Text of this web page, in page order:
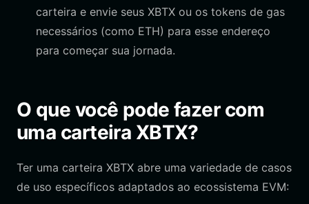
carteira e envie seus XBTX ou os tokens de gas
necessários (como ETH) para esse endereço
para começar sua jornada.
O que você pode fazer com
uma carteira XBTX?
Ter uma carteira XBTX abre uma variedade de casos
de uso específicos adaptados ao ecossistema EVM: